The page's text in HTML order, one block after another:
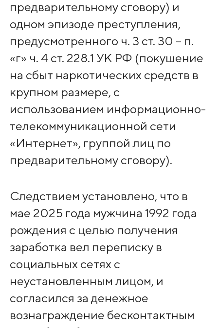
предварительному сговору) и
одном эпизоде преступления,
предусмотренного ч. 3 ст. 30 – п.
«г» ч. 4 ст. 228.1 УК РФ (покушение
на сбыт наркотических средств в
крупном размере, с
использованием информационно-
телекоммуникационной сети
«Интернет», группой лиц по
предварительному сговору).
Следствием установлено, что в
мае 2025 года мужчина 1992 года
рождения с целью получения
заработка вел переписку в
социальных сетях с
неустановленным лицом, и
согласился за денежное
вознаграждение бесконтактным